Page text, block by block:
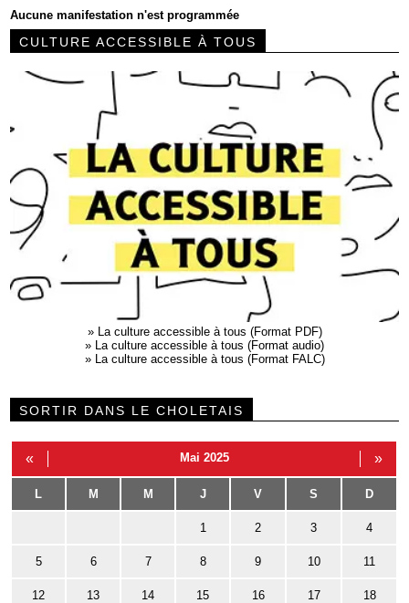
Aucune manifestation n'est programmée
CULTURE ACCESSIBLE À TOUS
»
La culture accessible à tous (Format PDF)
»
La culture accessible à tous (Format audio)
»
La culture accessible à tous (Format FALC)
SORTIR DANS LE CHOLETAIS
« Mai 2025 »
L M M J V S D
1 2 3 4
5 6 7 8 9 10 11
12 13 14 15 16 17 18